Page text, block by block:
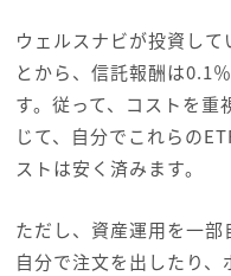
ウェルスナビが投資し
とから、信託報酬は0.1
す。従って、コストを
じて、自分でこれらの
ストは安く済みます。
ただし、資産運用を一部
自分で注文を出したり